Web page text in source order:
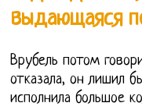
выдающаяся
Врубель потом
отказала, он лишил
исполнила большое